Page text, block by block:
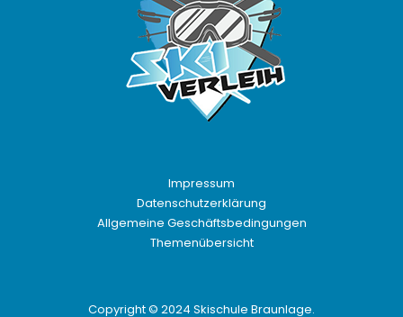
Impressum
Datenschutzerklärung
Allgemeine Geschäftsbedingungen
Themenübersicht
Copyright © 2024 Skischule Braunlage.